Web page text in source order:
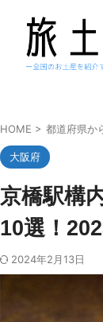
HOME > 都道府県か
大阪府
京橋駅構
10選！
2024年2月13日